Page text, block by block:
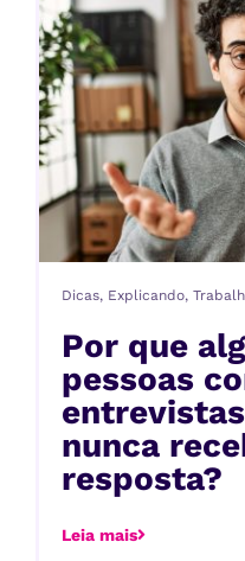
Dicas, Explicando,
Por que
pessoas
nunca
resposta?
Leia mais